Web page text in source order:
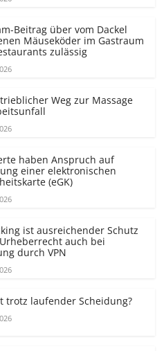
Beitrag über vom Dackel
Mäuseköder im Gastraum
zulässig
Weg zur Massage
haben Anspruch auf
einer elektronischen
(eGK)
ist ausreichender Schutz
auch bei
durch VPN
trotz laufender Scheidung?